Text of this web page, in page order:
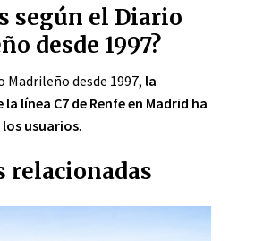
según el Diario
desde 1997?
Madrileño desde 1997, la
línea C7 de Renfe en Madrid ha
usuarios.
relacionadas